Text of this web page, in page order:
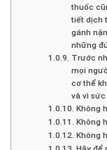
thuốc
tiết dịch
gánh
những
Trước
mọi
cơ thể
và vì
Không
Không
Không